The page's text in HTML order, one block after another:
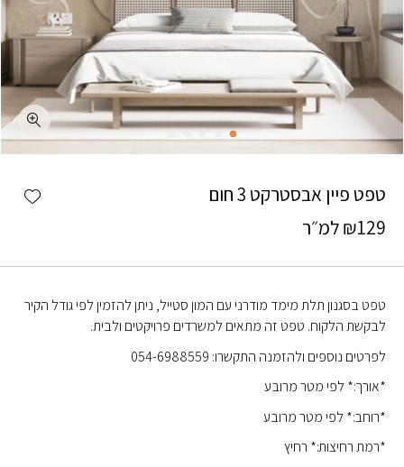
טפט פיין אבסטרקט 3 חום
₪129 למ״ר
טפט בסגנון תלת מימד מודרני עם המון סטייל, ניתן להזמין לפי גודל הקיר
לבקשת הלקוח. טפט זה מתאים למשרדים פרויקטים ולבית.
לפרטים נוספים ולהזמנה התקשרו: 054-6988559
*אורך:* לפי מטר מרובע
*רוחב:* לפי מטר מרובע
*רמת רחיצות:* רחיץ